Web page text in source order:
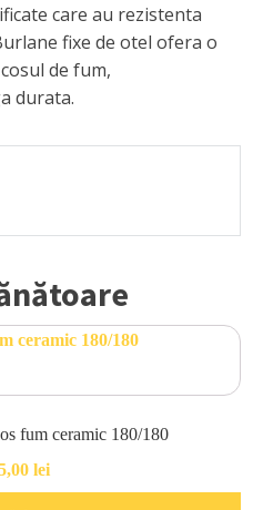
care au rezistenta
fixe de otel ofera o
de fum,
durata.
fum ceramic 180/180
lei